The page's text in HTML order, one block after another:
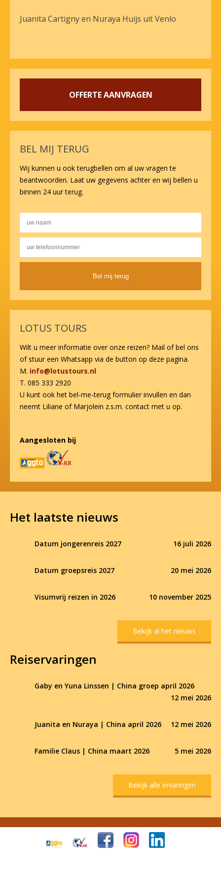
Juanita Cartigny en Nuraya Huijs uit Venlo
OFFERTE AANVRAGEN
BEL MIJ TERUG
Wij kunnen u ook terugbellen om al uw vragen te
beantwoorden. Laat uw gegevens achter en wij bellen u
binnen 24 uur terug.
LOTUS TOURS
Wilt u meer informatie over onze reizen? Mail of bel ons
of stuur een Whatsapp via de button op deze pagina.
M. info@lotustours.nl
T. 085 333 2920
U kunt ook het bel-me-terug formulier invullen en dan
neemt Liliane of Marjolein z.s.m. contact met u op.
Aangesloten bij
Het laatste nieuws
Datum jongerenreis 2027 16 juli 2026
Datum groepsreis 2027 20 mei 2026
Visumvrij reizen in 2026 10 november 2025
Bekijk al het nieuws
Reiservaringen
Gaby en Yuna Linssen | China groep april 2026
12 mei 2026
Juanita en Nuraya | China april 2026 12 mei 2026
Familie Claus | China maart 2026 5 mei 2026
Bekijk alle ervaringen